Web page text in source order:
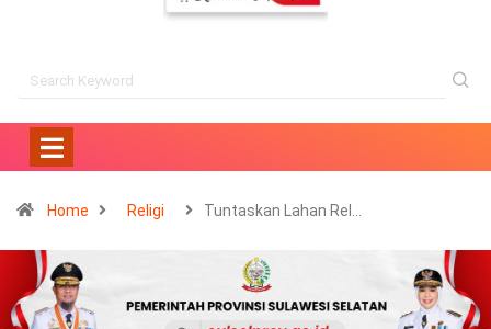
Home Religi Tuntaskan Lahan Rel…